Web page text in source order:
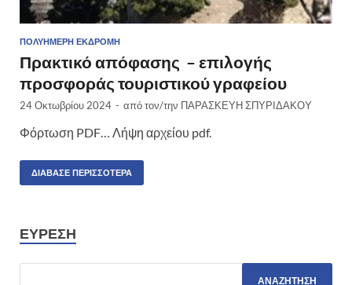
ΠΟΛΥΉΜΕΡΗ ΕΚΔΡΟΜΉ
Πρακτικό απόφασης – επιλογής
προσφοράς τουριστικού γραφείου
24 Οκτωβρίου 2024 - από τον/την ΠΑΡΑΣΚΕΥΗ ΣΠΥΡΙΔΑΚΟΥ
Φόρτωση PDF… Λήψη αρχείου pdf.
ΔΙΆΒΑΣΕ ΠΕΡΙΣΣΌΤΕΡΑ
ΕΎΡΕΣΗ